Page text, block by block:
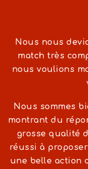
Nous nous
match très
nous voulions
Nous sommes
montrant du
grosse qualité
réussi à
une belle action